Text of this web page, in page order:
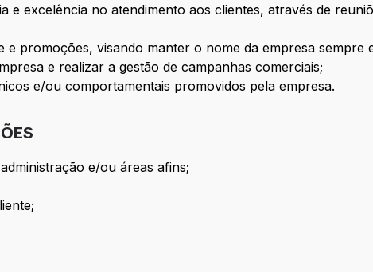
e excelência no atendimento aos clientes, através de
e promoções, visando manter o nome da empresa sempre
e realizar a gestão de campanhas comerciais;
e/ou comportamentais promovidos pela empresa.
e/ou áreas afins;